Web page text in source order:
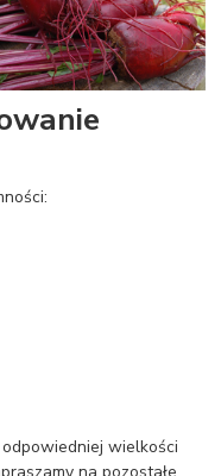
wielkości